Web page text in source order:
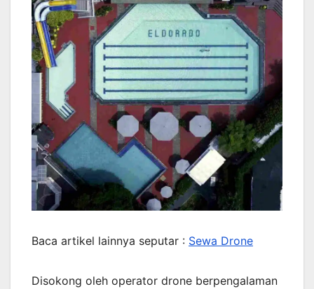
Baca artikel lainnya seputar : Sewa Drone
Disokong oleh operator drone berpengalaman